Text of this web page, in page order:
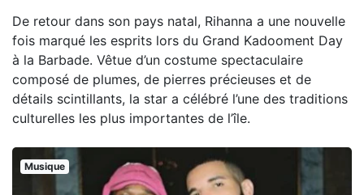
De retour dans son pays natal, Rihanna a une nouvelle
fois marqué les esprits lors du Grand Kadooment Day
à la Barbade. Vêtue d’un costume spectaculaire
composé de plumes, de pierres précieuses et de
détails scintillants, la star a célébré l’une des traditions
culturelles les plus importantes de l’île.
Musique